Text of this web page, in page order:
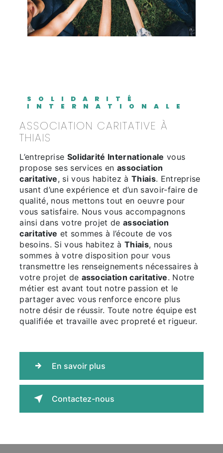
SOLIDARITÉ
INTERNATIONALE
ASSOCIATION CARITATIVE À
THIAIS
L’entreprise Solidarité Internationale vous
propose ses services enassociation
caritative, si vous habitez à Thiais. Entreprise
usant d’une expérience et d’un savoir-faire de
qualité, nous mettons tout en oeuvre pour
vous satisfaire. Nous vous accompagnons
ainsi dans votre projet deassociation
caritative et sommes à l’écoute de vos
besoins. Si vous habitez àThiais, nous
sommes à votre disposition pour vous
transmettre les renseignements nécessaires à
votre projet de association caritative. Notre
métier est avant tout notre passion et le
partager avec vous renforce encore plus
notre désir de réussir. Toute notre équipe est
qualifiée et travaille avec propreté et rigueur.
En savoir plus
Contactez-nous